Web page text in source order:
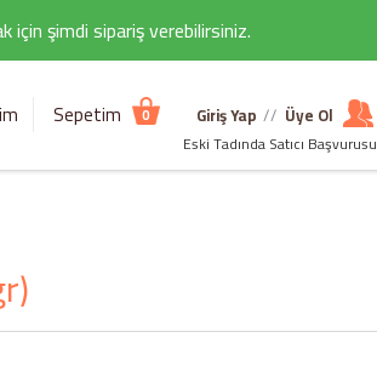
için şimdi sipariş verebilirsiniz.
Sepetim 0 Giriş Yap // Üye Ol
Eski Tadında Satıcı Başvurusu